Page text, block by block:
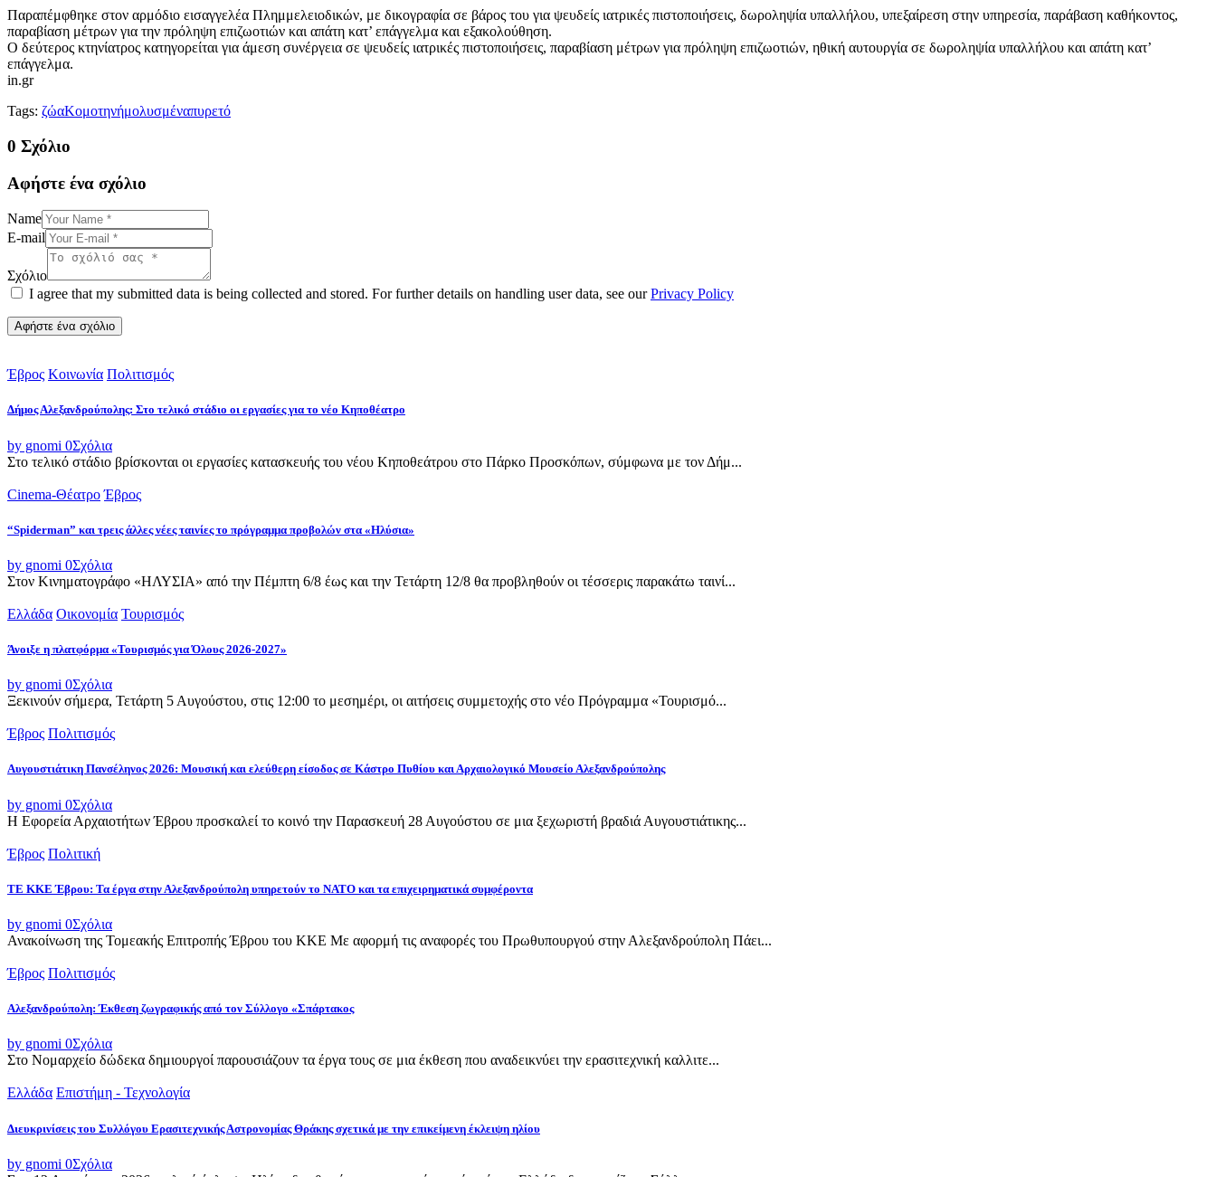
Παραπέμφθηκε στον αρμόδιο εισαγγελέα Πλημμελειοδικών, με δικογραφία σε βάρος του για ψευδείς ιατρικές πιστοποιήσεις, δωροληψία υπαλλήλου, υπεξαίρεση στην υπηρεσία, παράβαση καθήκοντος,
παραβίαση μέτρων για την πρόληψη επιζωοτιών και απάτη κατ’ επάγγελμα και εξακολούθηση.
Ο δεύτερος κτηνίατρος κατηγορείται για άμεση συνέργεια σε ψευδείς ιατρικές πιστοποιήσεις, παραβίαση μέτρων για πρόληψη επιζωοτιών, ηθική αυτουργία σε δωροληψία υπαλλήλου και απάτη κατ’
επάγγελμα.
in.gr
Tags: ζώαΚομοτηνήμολυσμέναπυρετό
0 Σχόλιο
Αφήστε ένα σχόλιο
Name
E-mail
Σχόλιο
I agree that my submitted data is being collected and stored. For further details on handling user data, see ourPrivacy Policy
Έβρος Κοινωνία Πολιτισμός
Δήμος Αλεξανδρούπολης: Στο τελικό στάδιο οι εργασίες για το νέο Κηποθέατρο
by gnomi 0Σχόλια
Στο τελικό στάδιο βρίσκονται οι εργασίες κατασκευής του νέου Κηποθεάτρου στο Πάρκο Προσκόπων, σύμφωνα με τον Δήμ...
Cinema-Θέατρο Έβρος
“Spiderman” και τρεις άλλες νέες ταινίες το πρόγραμμα προβολών στα «Ηλύσια»
by gnomi 0Σχόλια
Στον Κινηματογράφο «ΗΛΥΣΙΑ» από την Πέμπτη 6/8 έως και την Τετάρτη 12/8 θα προβληθούν οι τέσσερις παρακάτω ταινί...
Ελλάδα Οικονομία Τουρισμός
Άνοιξε η πλατφόρμα «Τουρισμός για Όλους 2026-2027»
by gnomi 0Σχόλια
Ξεκινούν σήμερα, Τετάρτη 5 Αυγούστου, στις 12:00 το μεσημέρι, οι αιτήσεις συμμετοχής στο νέο Πρόγραμμα «Τουρισμό...
Έβρος Πολιτισμός
Αυγουστιάτικη Πανσέληνος 2026: Μουσική και ελεύθερη είσοδος σε Κάστρο Πυθίου και Αρχαιολογικό Μουσείο Αλεξανδρούπολης
by gnomi 0Σχόλια
Η Εφορεία Αρχαιοτήτων Έβρου προσκαλεί το κοινό την Παρασκευή 28 Αυγούστου σε μια ξεχωριστή βραδιά Αυγουστιάτικης...
Έβρος Πολιτική
ΤΕ ΚΚΕ Έβρου: Τα έργα στην Αλεξανδρούπολη υπηρετούν το ΝΑΤΟ και τα επιχειρηματικά συμφέροντα
by gnomi 0Σχόλια
Ανακοίνωση της Τομεακής Επιτροπής Έβρου του ΚΚΕ Με αφορμή τις αναφορές του Πρωθυπουργού στην Αλεξανδρούπολη Πάει...
Έβρος Πολιτισμός
Αλεξανδρούπολη: Έκθεση ζωγραφικής από τον Σύλλογο «Σπάρτακος
by gnomi 0Σχόλια
Στο Νομαρχείο δώδεκα δημιουργοί παρουσιάζουν τα έργα τους σε μια έκθεση που αναδεικνύει την ερασιτεχνική καλλιτε...
Ελλάδα Επιστήμη - Τεχνολογία
Διευκρινίσεις του Συλλόγου Ερασιτεχνικής Αστρονομίας Θράκης σχετικά με την επικείμενη έκλειψη ηλίου
by gnomi 0Σχόλια